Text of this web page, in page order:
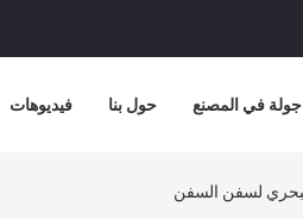
فيديوهات حول بنا جولة في المصنع